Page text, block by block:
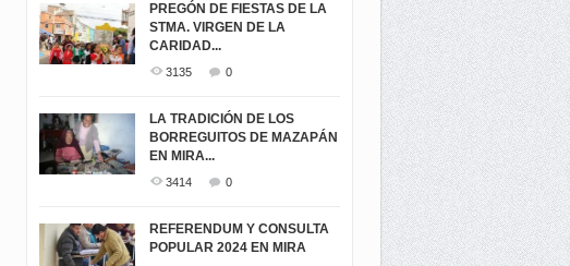
PREGÓN DE FIESTAS DE LA
STMA. VIRGEN DE LA
CARIDAD...
3135 0
LA TRADICIÓN DE LOS
BORREGUITOS DE MAZAPÁN
EN MIRA...
3414 0
REFERENDUM Y CONSULTA
POPULAR 2024 EN MIRA